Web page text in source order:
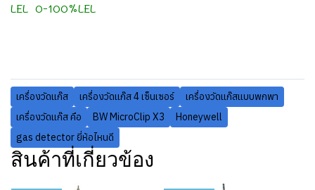
LEL 0-100%LEL
เครื่องวัดแก๊ส เครื่องวัดแก๊ส 4 เซ็นเซอร์
เครื่องวัดแก๊สแบบพกพา
เครื่องวัดแก๊ส คือ
BW MicroClip X3
Honeywell
gas detector ยี่ห้อไหนดี
สินค้าที่เกี่ยวข้อง